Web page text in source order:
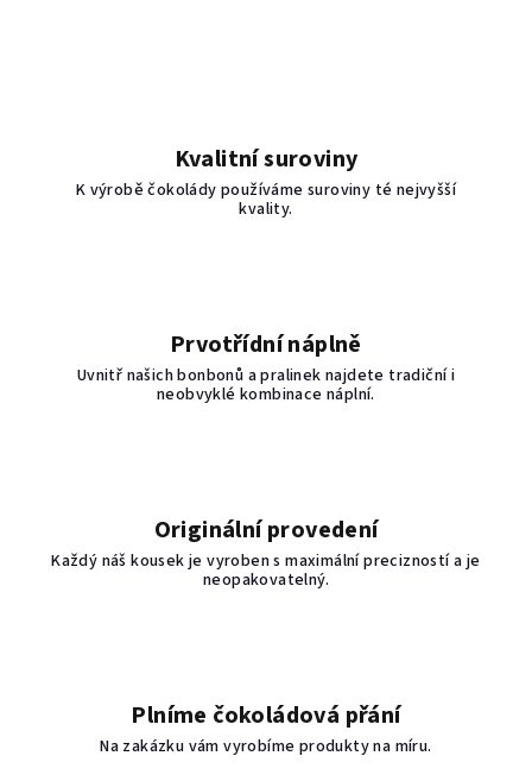
Kvalitní suroviny
K výrobě čokolády používáme suroviny té nejvyšší
kvality.
Prvotřídní náplně
Uvnitř našich bonbonů a pralinek najdete tradiční i
neobvyklé kombinace náplní.
Originální provedení
Každý náš kousek je vyroben s maximální precizností a je
neopakovatelný.
Plníme čokoládová přání
Na zakázku vám vyrobíme produkty na míru.